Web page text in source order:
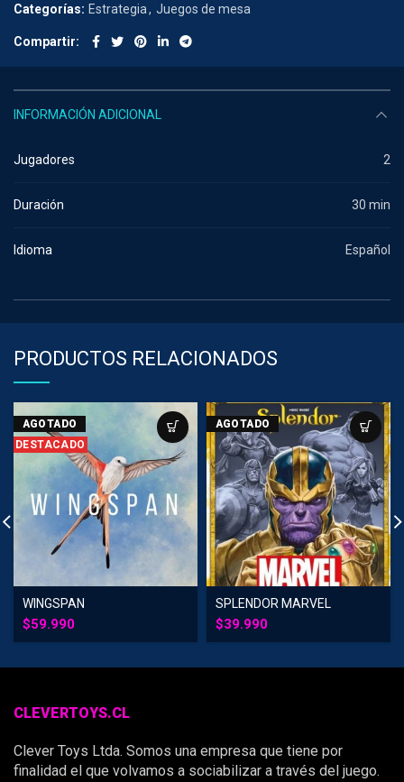
Categorías: Estrategia, Juegos de mesa
Compartir
INFORMACIÓN ADICIONAL
Jugadores 2
Duración 30 min
Idioma Español
PRODUCTOS RELACIONADOS
AGOTADO
DESTACADO
WINGSPAN
$59.990
AGOTADO
SPLENDOR MARVEL
$39.990
CLEVERTOYS.CL
Clever Toys Ltda. Somos una empresa que tiene por
finalidad el que volvamos a sociabilizar a través del juego.